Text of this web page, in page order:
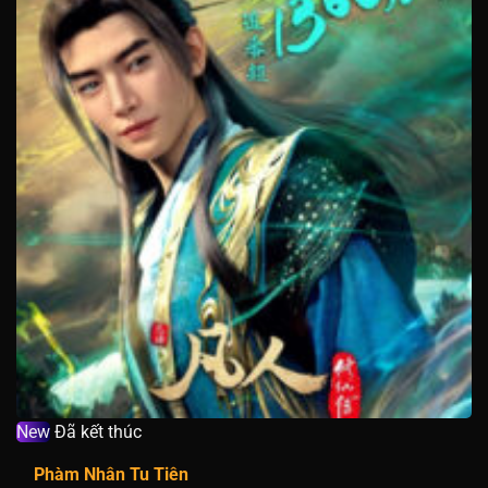
Tập 165 Tập 164 Tập 163 Tập 162 Tập 161
Tập 160 Tập 159 Tập 158 Tập 157 Tập 156
Tập 155 Tập 154 Tập 153 Tập 152 Tập 151
Tập 149 Tập 148 Tập 147
Tập 145 Tập 144 Tập 143 Tập 142 Tập 141
Tập 140 Tập 139 Tập 138 Tập 137 Tập 136
Tập 135 Tập 134 Tập 133 Tập 132 Tập 131
Tập 130 Tập 129 Tập 128 Tập 127 Tập 126
Tập 125 Tập 124 Tập 123 Tập 122 Tập 121
Tập 120
New Đã kết thúc
Phàm Nhân Tu Tiên